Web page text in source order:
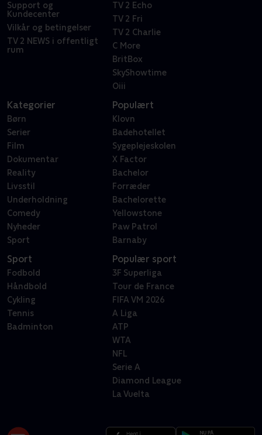
Support og
Kundecenter
Vilkår og betingelser
TV 2 NEWS i offentligt
rum
TV 2 Echo
TV 2 Fri
TV 2 Charlie
C More
BritBox
SkyShowtime
Oiii
Kategorier
Børn
Serier
Film
Dokumentar
Reality
Livsstil
Underholdning
Comedy
Nyheder
Sport
Populært
Klovn
Badehotellet
Sygeplejeskolen
X Factor
Bachelor
Forræder
Bachelorette
Yellowstone
Paw Patrol
Barnaby
Sport
Fodbold
Håndbold
Cykling
Tennis
Badminton
Populær sport
3F Superliga
Tour de France
FIFA VM 2026
A Liga
ATP
WTA
NFL
Serie A
Diamond League
La Vuelta